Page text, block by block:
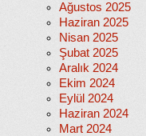
Ağustos 2025
Haziran 2025
Nisan 2025
Şubat 2025
Aralık 2024
Ekim 2024
Eylül 2024
Haziran 2024
Mart 2024